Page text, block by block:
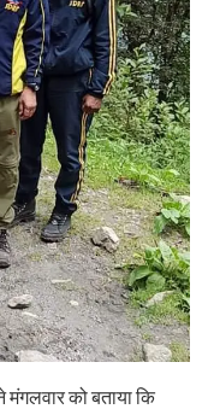
को बताया कि